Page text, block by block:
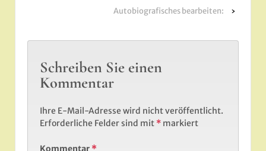
Autobiografisches bearbeiten: ›
Schreiben Sie einen
Kommentar
Ihre E-Mail-Adresse wird nicht veröffentlicht.
Erforderliche Felder sind mit * markiert
Kommentar *